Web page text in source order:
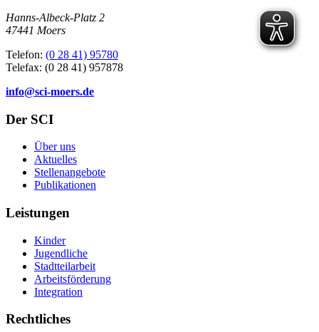
Hanns-Albeck-Platz 2
47441 Moers
Telefon: (0 28 41) 95780
Telefax: (0 28 41) 957878
info@sci-moers.de
Der SCI
Über uns
Aktuelles
Stellenangebote
Publikationen
Leistungen
Kinder
Jugendliche
Stadtteilarbeit
Arbeitsförderung
Integration
Rechtliches